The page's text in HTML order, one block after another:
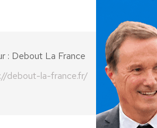
Facebook
X
: Debout La France
debout-la-france.fr/